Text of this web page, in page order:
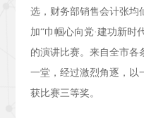
选，财务部销售会计张均
加“巾帼心向党·建功新时
的演讲比赛。来自全市各
一堂，经过激烈角逐，以
获比赛三等奖。